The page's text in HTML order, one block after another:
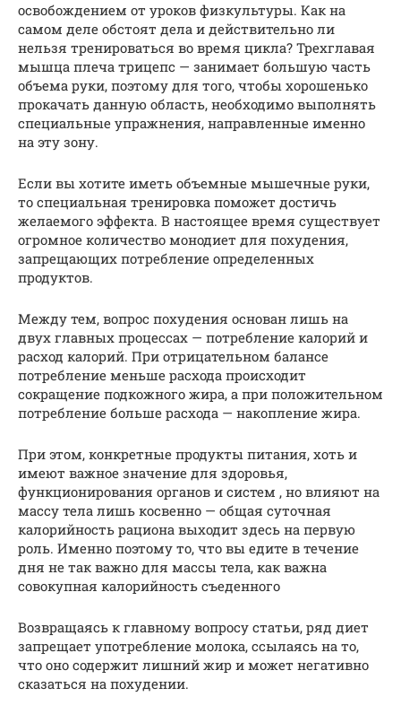
освобождением от уроков физкультуры. Как на
самом деле обстоят дела и действительно ли
нельзя тренироваться во время цикла? Трехглавая
мышца плеча трицепс — занимает большую часть
объема руки, поэтому для того, чтобы хорошенько
прокачать данную область, необходимо выполнять
специальные упражнения, направленные именно
на эту зону.
Если вы хотите иметь объемные мышечные руки,
то специальная тренировка поможет достичь
желаемого эффекта. В настоящее время существует
огромное количество монодиет для похудения,
запрещающих потребление определенных
продуктов.
Между тем, вопрос похудения основан лишь на
двух главных процессах — потребление калорий и
расход калорий. При отрицательном балансе
потребление меньше расхода происходит
сокращение подкожного жира, а при положительном
потребление больше расхода — накопление жира.
При этом, конкретные продукты питания, хоть и
имеют важное значение для здоровья,
функционирования органов и систем , но влияют на
массу тела лишь косвенно — общая суточная
калорийность рациона выходит здесь на первую
роль. Именно поэтому то, что вы едите в течение
дня не так важно для массы тела, как важна
совокупная калорийность съеденного
Возвращаясь к главному вопросу статьи, ряд диет
запрещает употребление молока, ссылаясь на то,
что оно содержит лишний жир и может негативно
сказаться на похудении.